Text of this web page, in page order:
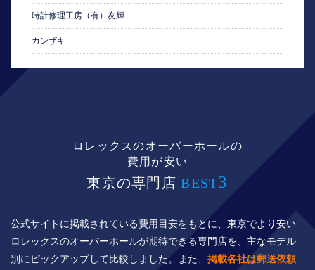
時計修理工房（有）友輝
カンザキ
ロレックスのオーバーホールの
費用が安い
東京の専門店BEST3
公式サイトに掲載されている費用目安をもとに、東京でより安い
ロレックスのオーバーホールが期待できる専門店を、主なモデル
別にピックアップして比較しました。また、 掲載各社は郵送依頼